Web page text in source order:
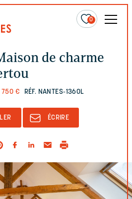
0
de charme
750 € RÉF. NANTES-1360L
ÉCRIRE